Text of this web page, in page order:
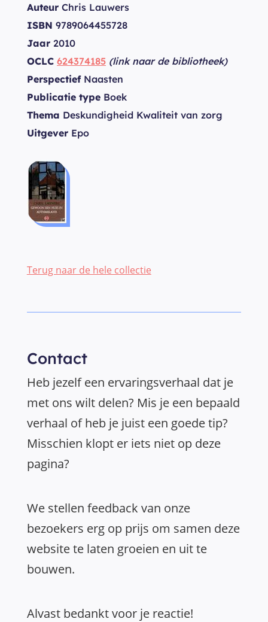
Auteur Chris Lauwers
ISBN 9789064455728
Jaar 2010
OCLC 624374185 (link naar de bibliotheek)
PerspectiefNaasten
Publicatie type Boek
Thema Deskundigheid Kwaliteit van zorg
Uitgever Epo
Terug naar de hele collectie
Contact
Heb jezelf een ervaringsverhaal dat je
met ons wilt delen? Mis je een bepaald
verhaal of heb je juist een goede tip?
Misschien klopt er iets niet op deze
pagina?
We stellen feedback van onze
bezoekers erg op prijs om samen deze
website te laten groeien en uit te
bouwen.
Alvast bedankt voor je reactie!